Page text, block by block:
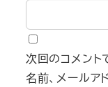
次回のコメン
名前、メールア